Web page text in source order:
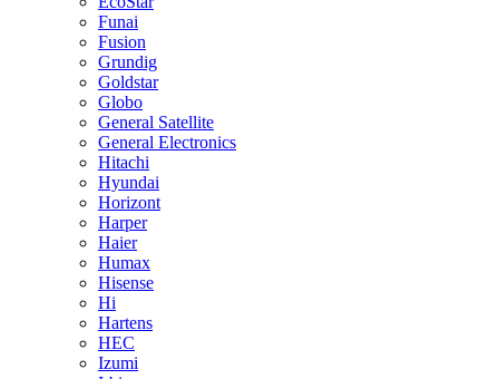
Funai
Fusion
Grundig
Goldstar
Globo
General Satellite
General Electronics
Hitachi
Hyundai
Horizont
Harper
Haier
Humax
Hisense
Hi
Hartens
HEC
Izumi